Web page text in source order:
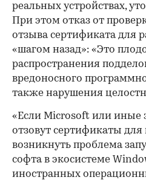
реальных устройствах,
При этом отказ от
отзыва сертификата для
«шагом назад»: «Это
распространения
вредоносного
также нарушения
«Если Microsoft или иные
отзовут сертификаты
возникнуть проблема
софта в экосистеме
иностранных